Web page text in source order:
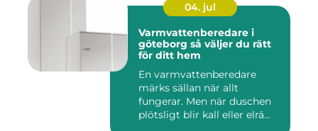
04. jul
Varmvattenberedare i
göteborg så väljer du rätt
för ditt hem
En varmvattenberedare
märks sällan när allt
fungerar. Men när duschen
plötsligt blir kall eller elrä...